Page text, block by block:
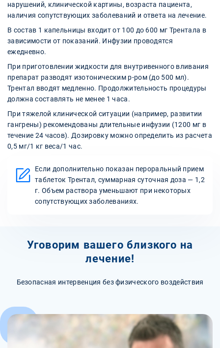
нарушений, клинической картины, возраста пациента,
наличия сопутствующих заболеваний и ответа на лечение.
В состав 1 капельницы входит от 100 до 600 мг Трентала в
зависимости от показаний. Инфузии проводятся
ежедневно.
При приготовлении жидкости для внутривенного вливания
препарат разводят изотоническим р-ром (до 500 мл).
Трентал вводят медленно. Продолжительность процедуры
должна составлять не менее 1 часа.
При тяжелой клинической ситуации (например, развитии
гангрены) рекомендованы длительные инфузии (1200 мг в
течение 24 часов). Дозировку можно определить из расчета
0,5 мг/1 кг веса/1 час.
Если дополнительно показан пероральный прием
таблеток Трентал, суммарная суточная доза — 1,2
г. Объем раствора уменьшают при некоторых
сопутствующих заболеваниях.
Уговорим вашего близкого на
лечение!
Безопасная интервенция без физического воздействия